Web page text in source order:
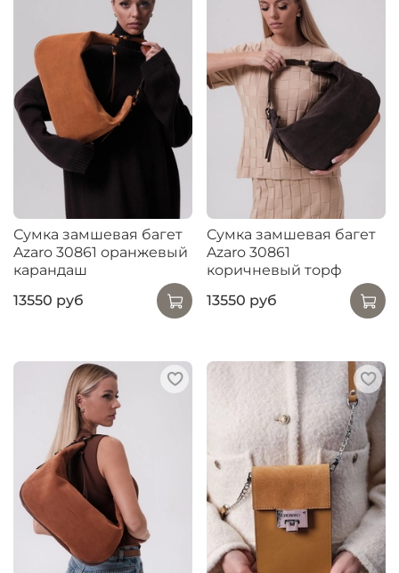
Сумка замшевая багет
Azaro 30861 оранжевый
карандаш
13550 руб
Сумка замшевая багет
Azaro 30861
коричневый торф
13550 руб